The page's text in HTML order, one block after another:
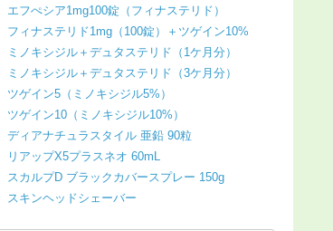
エフぺシア1mg100錠（フィナステリド）
フィナステリド1mg（100錠）＋ツゲイン10%
ミノキシジル＋デュタステリド（1ケ月分）
ミノキシジル＋デュタステリド（3ケ月分）
ツゲイン5（ミノキシジル5%）
ツゲイン10（ミノキシジル10%）
ディアナチュラスタイル 亜鉛 90粒
リアップX5プラスネオ 60mL
スカルプD ブラックカバースプレー 150g
スキンヘッドシェーバー